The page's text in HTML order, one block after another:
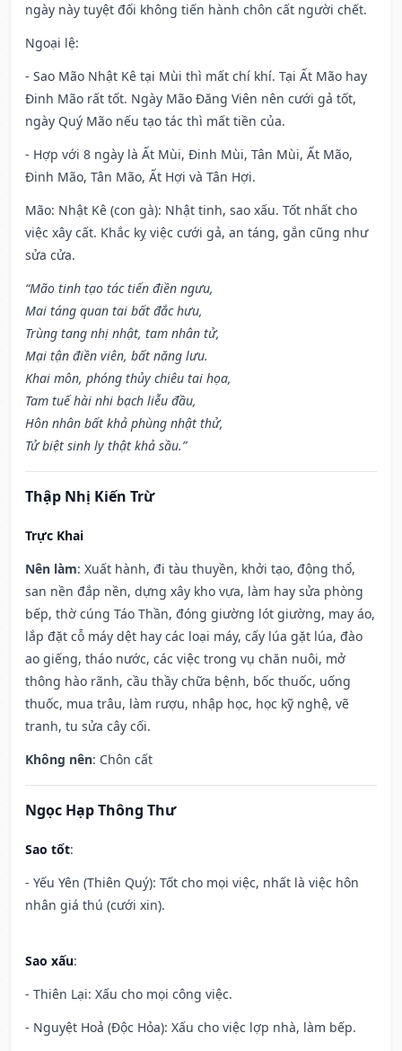
ngày này tuyệt đối không tiến hành chôn cất người chết.
Ngoại lệ:
- Sao Mão Nhật Kê tại Mùi thì mất chí khí. Tại Ất Mão hay
Đinh Mão rất tốt. Ngày Mão Đăng Viên nên cưới gả tốt,
ngày Quý Mão nếu tạo tác thì mất tiền của.
- Hợp với 8 ngày là Ất Mùi, Đinh Mùi, Tân Mùi, Ất Mão,
Đinh Mão, Tân Mão, Ất Hợi và Tân Hợi.
Mão: Nhật Kê (con gà): Nhật tinh, sao xấu. Tốt nhất cho
việc xây cất. Khắc kỵ việc cưới gả, an táng, gắn cũng như
sửa cửa.
“Mão tinh tạo tác tiến điền ngưu,
Mai táng quan tai bất đắc hưu,
Trùng tang nhị nhật, tam nhân tử,
Mại tận điền viên, bất năng lưu.
Khai môn, phóng thủy chiêu tai họa,
Tam tuế hài nhi bạch liễu đầu,
Hôn nhân bất khả phùng nhật thử,
Tử biệt sinh ly thật khả sầu.”
Thập Nhị Kiến Trừ
Trực Khai
Nên làm: Xuất hành, đi tàu thuyền, khởi tạo, động thổ,
san nền đắp nền, dựng xây kho vựa, làm hay sửa phòng
bếp, thờ cúng Táo Thần, đóng giường lót giường, may áo,
lắp đặt cỗ máy dệt hay các loại máy, cấy lúa gặt lúa, đào
ao giếng, tháo nước, các việc trong vụ chăn nuôi, mở
thông hào rãnh, cầu thầy chữa bệnh, bốc thuốc, uống
thuốc, mua trâu, làm rượu, nhập học, học kỹ nghệ, vẽ
tranh, tu sửa cây cối.
Không nên: Chôn cất
Ngọc Hạp Thông Thư
Sao tốt:
- Yếu Yên (Thiên Quý): Tốt cho mọi việc, nhất là việc hôn
nhân giá thú (cưới xin).
Sao xấu:
- Thiên Lại: Xấu cho mọi công việc.
- Nguyệt Hoả (Độc Hỏa): Xấu cho việc lợp nhà, làm bếp.